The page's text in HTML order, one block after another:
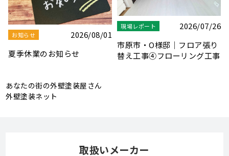
お知らせ
2026/04/27
★G・W休業のお知らせ★
市原市・O様邸｜フロア張り
あなたの街の外壁塗装屋さん
外壁塗装ネット
取扱いメーカー